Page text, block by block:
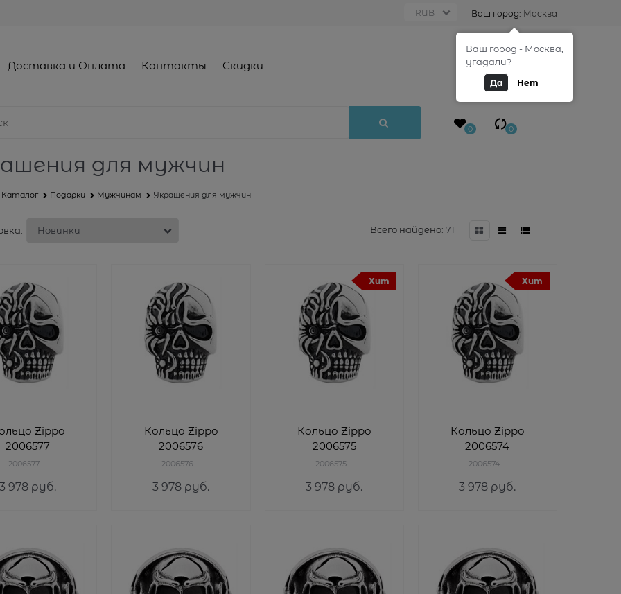
Ваш город: Москва
Доставка и Оплата Контакты Скидки
0
0 0
для мужчин
Каталог Подарки Мужчинам Украшения для мужчин
Всего найдено: 71
Zippo
2006577
2006577
978 руб.
Кольцо Zippo
2006576
2006576
3 978 руб.
Хит
Кольцо Zippo
2006575
2006575
3 978 руб.
Хит
Кольцо Zippo
2006574
2006574
3 978 руб.
Ваш город - Москва,
угадали?
Да Нет